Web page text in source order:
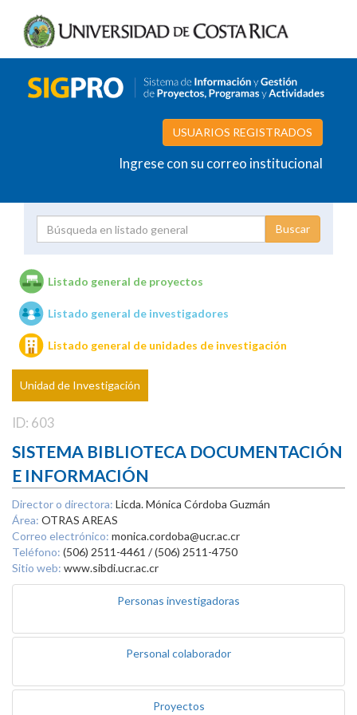
USUARIOS REGISTRADOS
Ingrese con su correo institucional
Unidades de investigación
Listado general de proyectos
Listado general de investigadores
Listado general de unidades de investigación
Unidad de Investigación
ID: 603
SISTEMA BIBLIOTECA DOCUMENTACIÓN
E INFORMACIÓN
Director o directora: Licda. Mónica Córdoba Guzmán
Área: OTRAS AREAS
Correo electrónico: monica.cordoba@ucr.ac.cr
Teléfono: (506) 2511-4461 / (506) 2511-4750
Sitio web: www.sibdi.ucr.ac.cr
Personas investigadoras
Personal colaborador
Proyectos